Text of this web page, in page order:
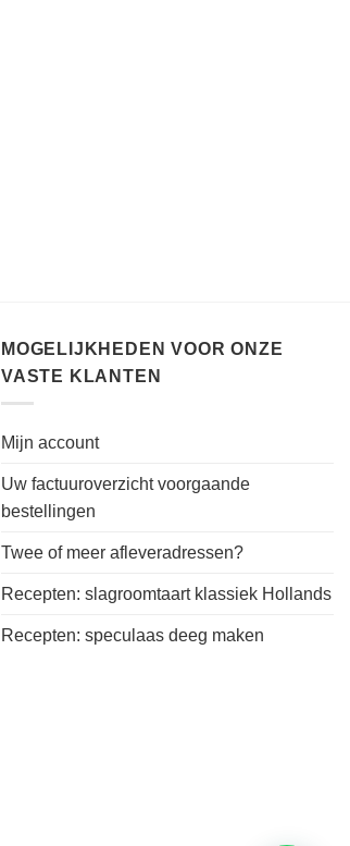
MOGELIJKHEDEN VOOR ONZE
VASTE KLANTEN
Mijn account
Uw factuuroverzicht voorgaande
bestellingen
Twee of meer afleveradressen?
Recepten: slagroomtaart klassiek Hollands
Recepten: speculaas deeg maken